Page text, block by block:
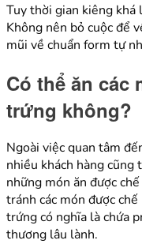
Tuy thời gian kiêng khá
Không nên bỏ cuộc để
mũi về chuẩn form tự
Có thể ăn các
trứng không?
Ngoài việc quan tâm
nhiều khách hàng cũng
những món ăn được
tránh các món được
trứng có nghĩa là chứa
thương lâu lành.